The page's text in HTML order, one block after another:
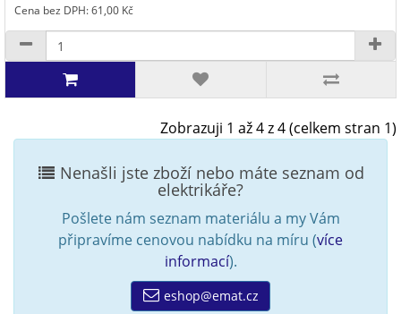
Cena bez DPH: 61,00 Kč
Zobrazuji 1 až 4 z 4 (celkem stran 1)
Nenašli jste zboží nebo máte seznam od
elektrikáře?
Pošlete nám seznam materiálu a my Vám
připravíme cenovou nabídku na míru (více
informací).
eshop@emat.cz